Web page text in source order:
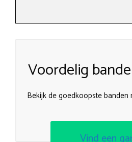
Voordelig
Bekijk de goedkoopste
Vind een